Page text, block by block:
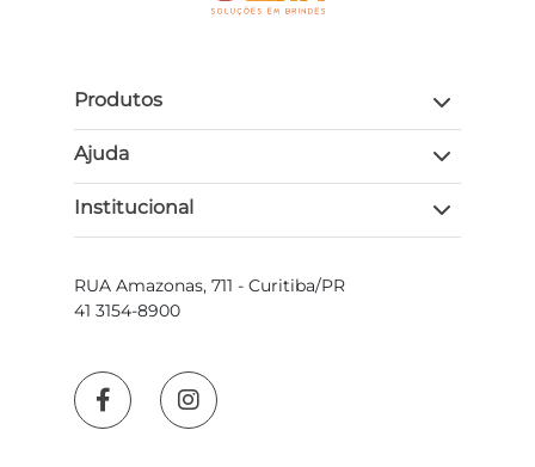
Produtos
Ajuda
Institucional
RUA Amazonas, 711 - Curitiba/PR
41 3154-8900